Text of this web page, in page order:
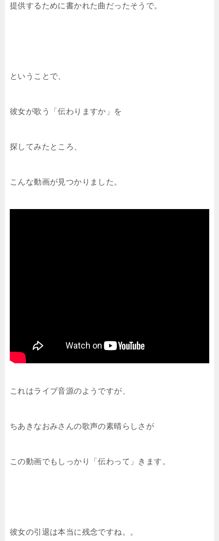
提供するために書かれた曲だったそうで。
ということで、
彼女が歌う「伝わりますか」を
探してみたところ、
こんな動画が見つかりました。
これはライブ音源のようですが、
ちあきなおみさんの歌声の素晴らしさが
この動画でもしっかり「伝わって」きます。
彼女の引退は本当に残念ですね。。